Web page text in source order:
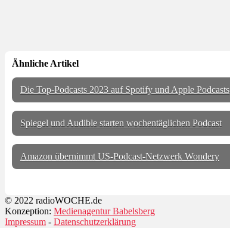
Ähnliche Artikel
Die Top-Podcasts 2023 auf Spotify und Apple Podcasts
Spiegel und Audible starten wochentäglichen Podcast
Amazon übernimmt US-Podcast-Netzwerk Wondery
© 2022 radioWOCHE.de
Konzeption: Medienagentur Babelsberg
Impressum - Datenschutzerklärung